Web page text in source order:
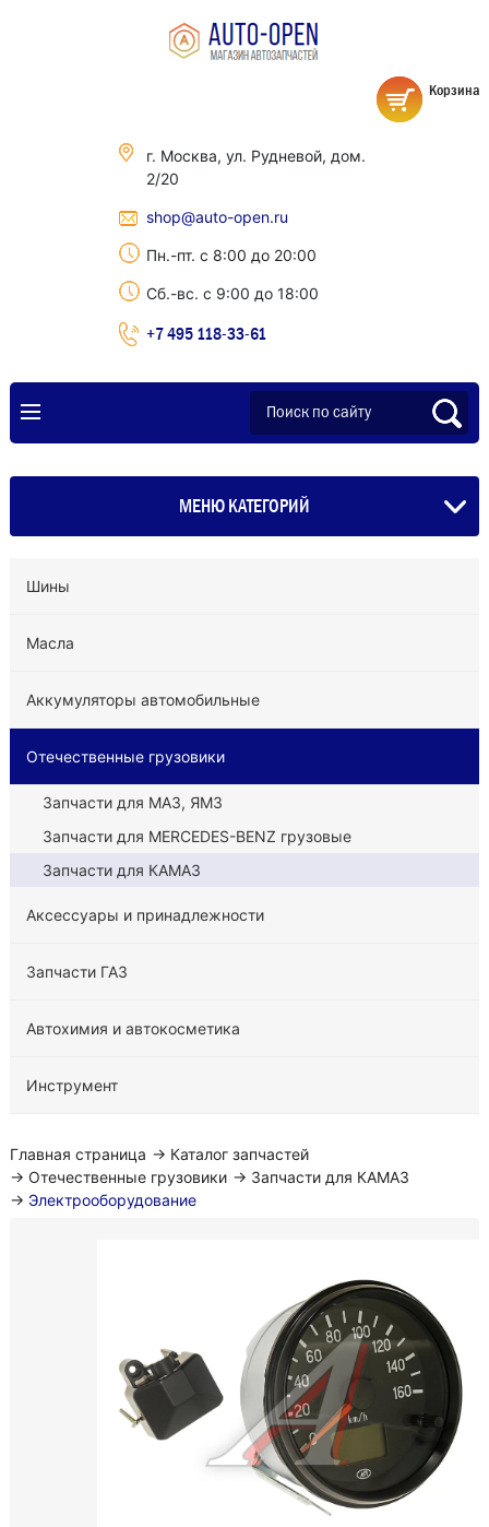
г. Москва, ул. Рудневой, дом.
2/20
shop@auto-open.ru
Пн.-пт. с 8:00 до 20:00
Сб.-вс. с 9:00 до 18:00
+7 495 118-33-61
Корзина
МЕНЮ КАТЕГОРИЙ
Шины
Масла
Аккумуляторы автомобильные
Отечественные грузовики
Запчасти для МАЗ, ЯМЗ
Запчасти для MERCEDES-BENZ грузовые
Запчасти для КАМАЗ
Аксессуары и принадлежности
Запчасти ГАЗ
Автохимия и автокосметика
Инструмент
Главная страница → Каталог запчастей
→ Отечественные грузовики → Запчасти для КАМАЗ
→ Электрооборудование